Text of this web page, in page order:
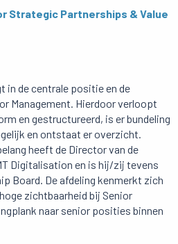
Strategic Partnerships & Value
in de centrale positie en de
Management. Hierdoor verloopt
en gestructureerd, is er bundeling
en ontstaat er overzicht.
heeft de Director van de
Digitalisation en is hij/zij tevens
Board. De afdeling kenmerkt zich
zichtbaarheid bij Senior
naar senior posities binnen